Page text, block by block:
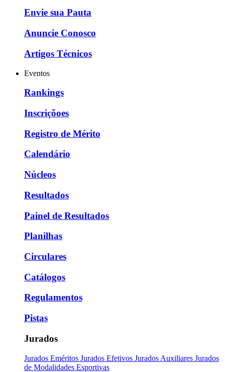
Envie sua Pauta
Anuncie Conosco
Artigos Técnicos
Eventos
Rankings
Inscriçõoes
Registro de Mérito
Calendário
Núcleos
Resultados
Painel de Resultados
Planilhas
Circulares
Catálogos
Regulamentos
Pistas
Jurados
Jurados Eméritos Jurados Efetivos Jurados Auxiliares Jurados
de Modalidades Esportivas